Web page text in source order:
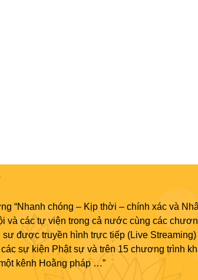
“Nhanh chóng – Kịp thời – chính xác và
và các tự viện trong cả nước cùng các
được truyền hình trực tiếp (Live Streaming)
sự kiện Phật sự và trên 15 chương trình
kênh Hoằng pháp …”